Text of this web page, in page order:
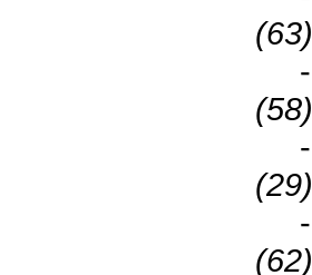
(63)
-
(58)
-
(29)
-
(62)